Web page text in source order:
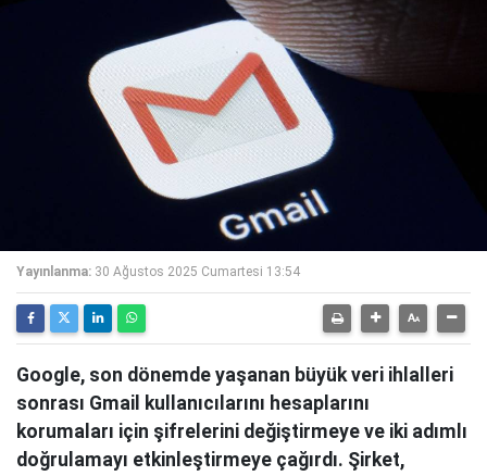
Yayınlanma: 30 Ağustos 2025 Cumartesi 13:54
Google, son dönemde yaşanan büyük veri ihlalleri
sonrası Gmail kullanıcılarını hesaplarını
korumaları için şifrelerini değiştirmeye ve iki adımlı
doğrulamayı etkinleştirmeye çağırdı. Şirket,